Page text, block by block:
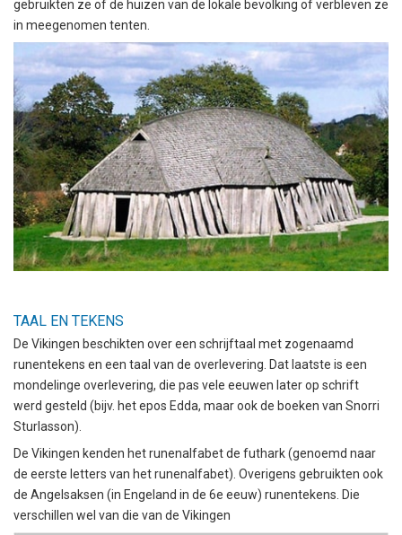
gebruikten ze of de huizen van de lokale bevolking of verbleven ze
in meegenomen tenten.
TAAL EN TEKENS
De Vikingen beschikten over een schrijftaal met zogenaamd
runentekens en een taal van de overlevering. Dat laatste is een
mondelinge overlevering, die pas vele eeuwen later op schrift
werd gesteld (bijv. het epos Edda, maar ook de boeken van Snorri
Sturlasson).
De Vikingen kenden het runenalfabet de futhark (genoemd naar
de eerste letters van het runenalfabet). Overigens gebruikten ook
de Angelsaksen (in Engeland in de 6e eeuw) runentekens. Die
verschillen wel van die van de Vikingen